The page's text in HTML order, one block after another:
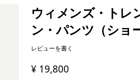
ウィメンズ・トレ
ン・パンツ（ショ
レビューを書く
¥ 19,800